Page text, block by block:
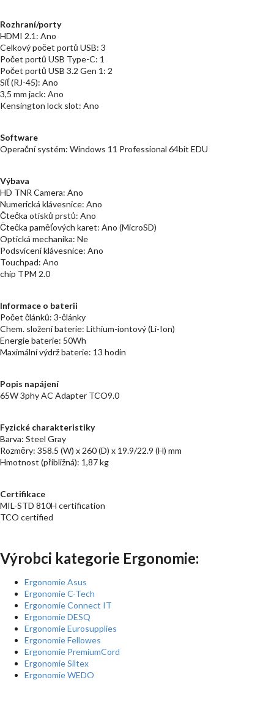
Rozhraní/porty
HDMI 2.1: Ano
Celkový počet portů USB: 3
Počet portů USB Type-C: 1
Počet portů USB 3.2 Gen 1: 2
Síť (RJ-45): Ano
3,5 mm jack: Ano
Kensington lock slot: Ano
Software
Operační systém: Windows 11 Professional 64bit EDU
Výbava
HD TNR Camera: Ano
Numerická klávesnice: Ano
Čtečka otisků prstů: Ano
Čtečka paměťových karet: Ano (MicroSD)
Optická mechanika: Ne
Podsvícení klávesnice: Ano
Touchpad: Ano
chip TPM 2.0
Informace o baterii
Počet článků: 3-články
Chem. složení baterie: Lithium-iontový (Li-Ion)
Energie baterie: 50Wh
Maximální výdrž baterie: 13 hodin
Popis napájení
65W 3phy AC Adapter TCO9.0
Fyzické charakteristiky
Barva: Steel Gray
Rozměry: 358.5 (W) x 260 (D) x 19.9/22.9 (H) mm
Hmotnost (přibližná): 1,87 kg
Certifikace
MIL-STD 810H certification
TCO certified
Výrobci kategorie Ergonomie:
Ergonomie Asus
Ergonomie C-Tech
Ergonomie Connect IT
Ergonomie DESQ
Ergonomie Eurosupplies
Ergonomie Fellowes
Ergonomie PremiumCord
Ergonomie Siltex
Ergonomie WEDO